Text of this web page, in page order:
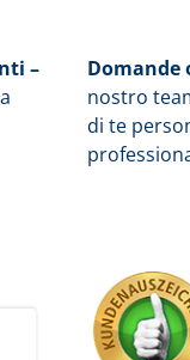
–
Domande
nostro
di te
/5